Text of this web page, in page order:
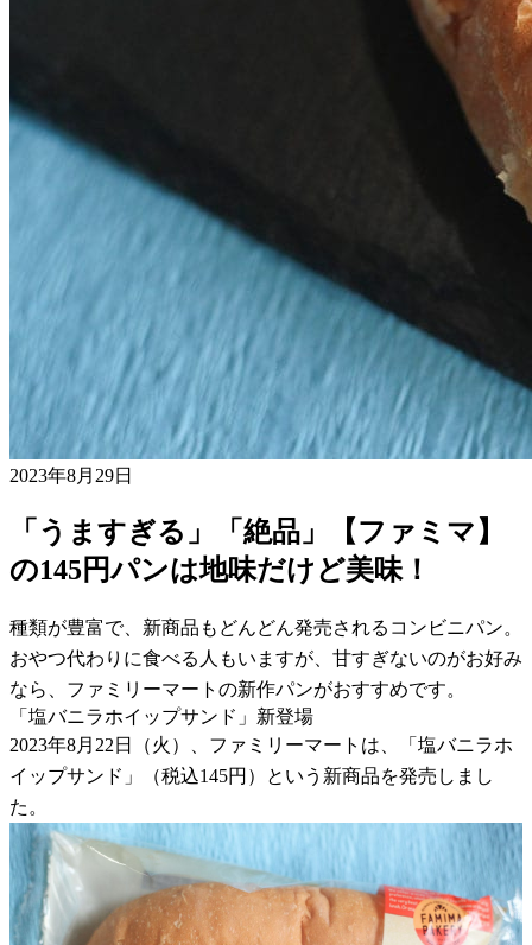
2023年8月29日
「うますぎる」「絶品」【ファミマ】
の145円パンは地味だけど美味！
種類が豊富で、新商品もどんどん発売されるコンビニパン。
おやつ代わりに食べる人もいますが、甘すぎないのがお好み
なら、ファミリーマートの新作パンがおすすめです。
「塩バニラホイップサンド」新登場
2023年8月22日（火）、ファミリーマートは、「塩バニラホ
イップサンド」（税込145円）という新商品を発売しまし
た。